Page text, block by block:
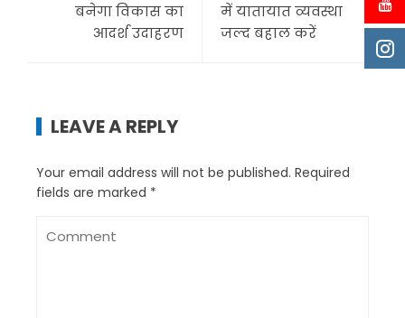
बनेगा विकास का
आदर्श उदाहरण
में यातायात व्यवस्था
जल्द बहाल करें
LEAVE A REPLY
Your email address will not be published. Required
fields are marked *